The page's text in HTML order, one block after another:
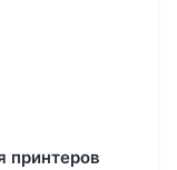
принтеров